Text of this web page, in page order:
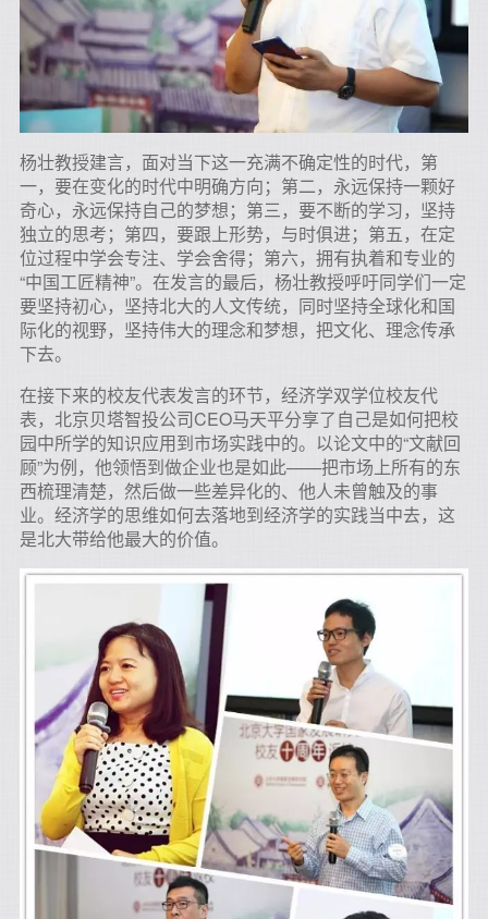
杨壮教授建言，面对当下这一充满不确定性的时代，第
一，要在变化的时代中明确方向；第二，永远保持一颗好
奇心，永远保持自己的梦想；第三，要不断的学习，坚持
独立的思考；第四，要跟上形势，与时俱进；第五，在定
位过程中学会专注、学会舍得；第六，拥有执着和专业的
“中国工匠精神”。在发言的最后，杨壮教授呼吁同学们一定
要坚持初心，坚持北大的人文传统，同时坚持全球化和国
际化的视野，坚持伟大的理念和梦想，把文化、理念传承
下去。
在接下来的校友代表发言的环节，经济学双学位校友代
表，北京贝塔智投公司CEO马天平分享了自己是如何把校
园中所学的知识应用到市场实践中的。以论文中的“文献回
顾”为例，他领悟到做企业也是如此——把市场上所有的东
西梳理清楚，然后做一些差异化的、他人未曾触及的事
业。经济学的思维如何去落地到经济学的实践当中去，这
是北大带给他最大的价值。